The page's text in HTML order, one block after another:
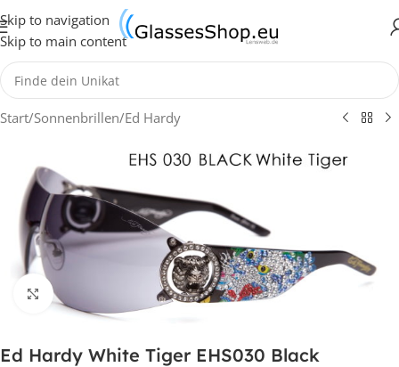
Skip to navigation
Skip to main content
Start/Sonnenbrillen/Ed Hardy
Klick zum Vergrößern
Ed Hardy White Tiger EHS030 Black